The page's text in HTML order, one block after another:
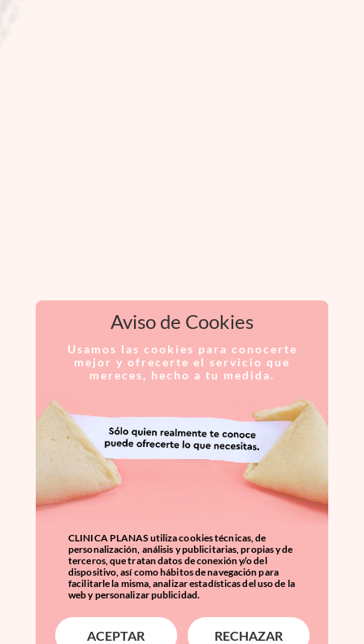
Aviso de Cookies
Usamos las cookies para conocerte
mejor y ofrecerte el servicio que
mereces, hecho a tu medida.
CLINICA PLANAS utiliza cookies técnicas, de
personalización, análisis y publicitarias, propias y de
terceros, que tratan datos de conexión y/o del
dispositivo, así como hábitos de navegación para
facilitarle la misma, analizar estadísticas del uso de la
web y personalizar publicidad.
ACEPTAR RECHAZAR